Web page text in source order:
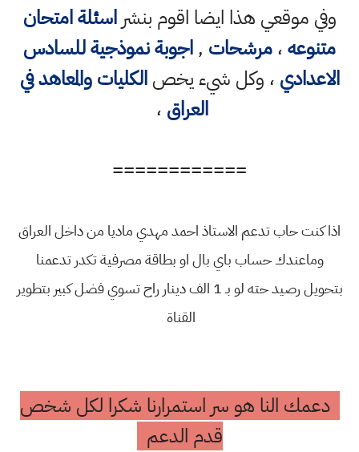
وفي موقعي هذا ايضا اقوم بنشراسئلة امتحان
متنوعه،مرشحات ,اجوبة نموذجية للسادس
الاعدادي ، وكل شيء يخصالكليات والمعاهد في
العراق ،
============
اذا كنت حاب تدعم الاستاذ احمد مهدي ماديا من داخل العراق
وماعندك حساب باي بال او بطاقة مصرفية تكدر تدعمنا
بتحويل رصيد حته لو بـ 1 الف دينار راح تسوي فضل كبير بتطوير
القناة
دعمك النا هو سر استمرارنا شكرا لكل شخص
قدم الدعم